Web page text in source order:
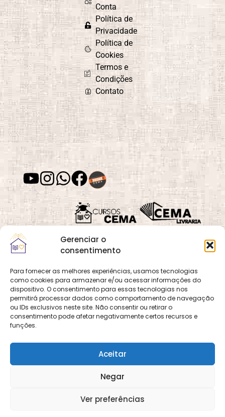
Gerenciar o
consentimento
Para fornecer as melhores experiências, usamos tecnologias
como cookies para armazenar e/ou acessar informações do
dispositivo. O consentimento para essas tecnologias nos
permitirá processar dados como comportamento de navegação
ou IDs exclusivos neste site. Não consentir ou retirar o
consentimento pode afetar negativamente certos recursos e
funções.
Aceitar
Negar
Ver preferências
Conta
Política de
Privacidade
Política de
Cookies
Termos e
Condições
Contato
Quadra 02, Lote 16,
Vila Vicentina,
Planaltina, Brasília-
DF. CEP 73.320-140
CNPJ: 01.600.089/0001-
DECOM - A Voz do
CEMA nas Redes!
OCemaneté um site
que pertence e é gerido
pelo CEMA, assim